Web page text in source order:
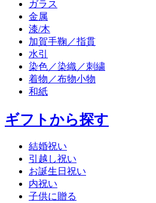
ガラス
金属
漆/木
加賀手鞠／指貫
水引
染色／染織／刺繍
着物／布物小物
和紙
ギフトから探す
結婚祝い
引越し祝い
お誕生日祝い
内祝い
子供に贈る